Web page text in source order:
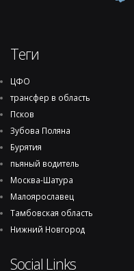
Теги
ЦФО
трансфер в область
Псков
Зубова Поляна
Бурятия
пьяный водитель
Москва-Шатура
Малоярославец
Тамбовская область
Нижний Новгород
Social Links